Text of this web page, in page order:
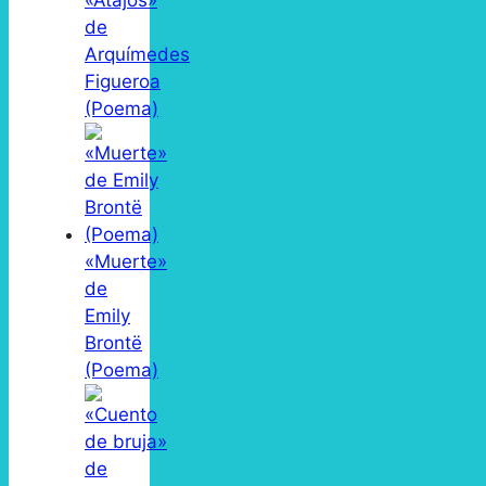
de
Arquímedes
Figueroa
(Poema)
«Muerte»
de
Emily
Brontë
(Poema)